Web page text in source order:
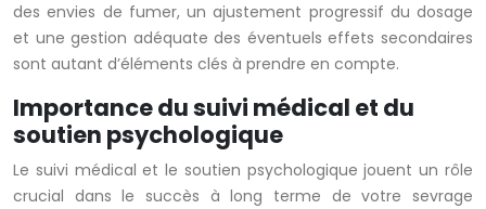
des envies de fumer, un ajustement progressif du dosage
et une gestion adéquate des éventuels effets secondaires
sont autant d’éléments clés à prendre en compte.
Importance du suivi médical et du
soutien psychologique
Le suivi médical et le soutien psychologique jouent un rôle
crucial dans le succès à long terme de votre sevrage